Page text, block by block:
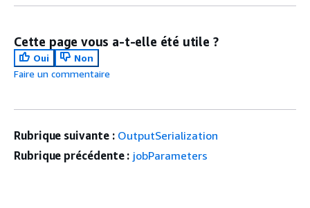
Cette page vous a-t-elle été utile ?
Oui
Non
Faire un commentaire
Rubrique suivante : OutputSerialization
Rubrique précédente : jobParameters